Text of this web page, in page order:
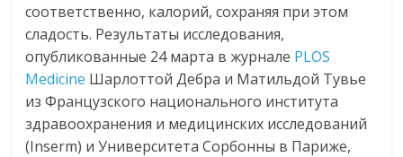
соответственно, калорий, сохраняя при этом
сладость. Результаты исследования,
опубликованные 24 марта в журнале PLOS
Medicine Шарлоттой Дебра и Матильдой Тувье
из Французского национального института
здравоохранения и медицинских исследований
(Inserm) и Университета Сорбонны в Париже,